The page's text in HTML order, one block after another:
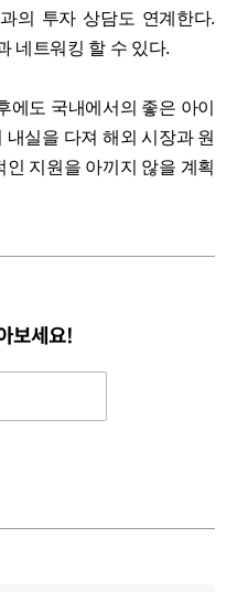
의 투자 상담도 연계한다.
네트워킹 할 수 있다.
도 국내에서의 좋은 아이
실을 다져 해외 시장과 원
지원을 아끼지 않을 계획
보세요!